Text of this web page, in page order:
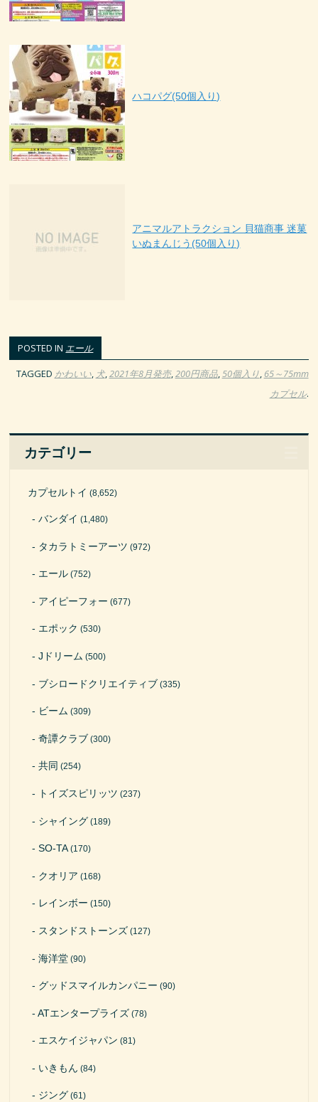
ハコパグ(50個入り)
アニマルアトラクション 貝猫商事 迷菓
いぬまんじう(50個入り)
POSTED IN エール
TAGGED かわいい, 犬,2021年8月発売,200円商品,50個入り, 65～75mm
カプセル.
カテゴリー
カプセルトイ (8,652)
バンダイ (1,480)
タカラトミーアーツ (972)
エール (752)
アイピーフォー (677)
エポック (530)
Jドリーム (500)
ブシロードクリエイティブ (335)
ビーム (309)
奇譚クラブ (300)
共同 (254)
トイズスピリッツ (237)
シャイング (189)
SO-TA(170)
クオリア (168)
レインボー (150)
スタンドストーンズ (127)
海洋堂 (90)
グッドスマイルカンパニー (90)
ATエンタープライズ (78)
エスケイジャパン (81)
いきもん (84)
ジング (61)